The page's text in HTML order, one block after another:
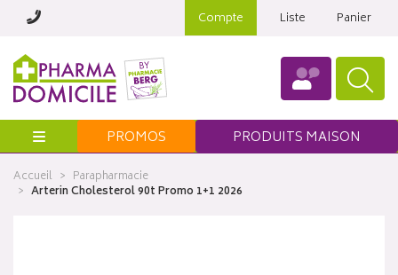
Compte Liste Panier
Menu PROMOS PRODUITS MAISON
Accueil
Parapharmacie
Arterin Cholesterol 90t Promo 1+1 2026